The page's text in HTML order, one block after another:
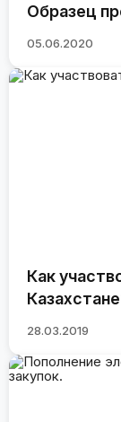
Образец
05.06.2020
Как
28.03.2019